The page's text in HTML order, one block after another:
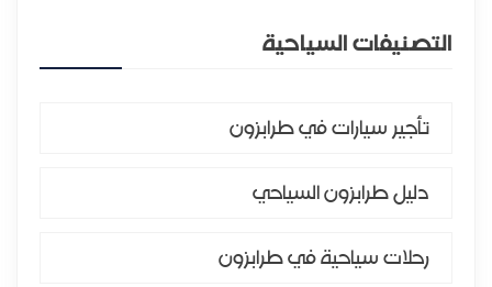
التصنيفات السياحية
تأجير سيارات في طرابزون
دليل طرابزون السياحي
رحلات سياحية في طرابزون